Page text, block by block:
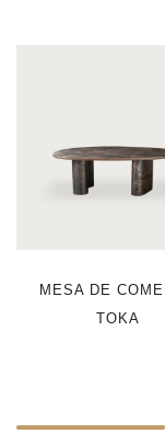
MESA DE
TOKA